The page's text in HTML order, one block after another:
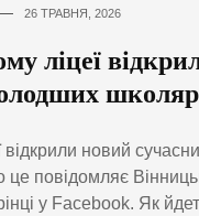
26 ТРАВНЯ, 2026
ліцеї
відкрили новий
це повідомляє
у Facebook. Як